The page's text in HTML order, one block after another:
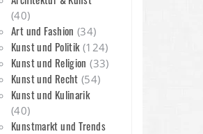
(40)
Art und Fashion (34)
Kunst und Politik(124)
Kunst und Religion (33)
Kunst und Recht (54)
Kunst und Kulinarik
(40)
Kunstmarkt und Trends